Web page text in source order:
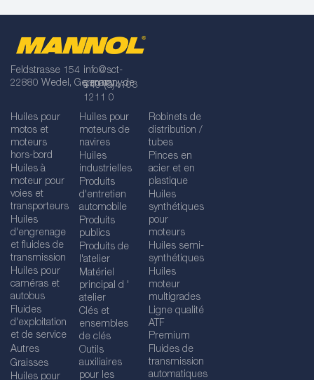
Feldstrasse 154
22880 Wedel, Germany
info@sct-
germany.de
+49 (0)4103
1211 0
Huiles pour
motos et
moteurs
hors-bord
Huiles à
moteur pour
voies et
transporteurs
Huiles
d'engrenage
et fluides de
transmission
Huiles pour
caméras et
autobus
Fluides
d'exploitation
et de service
Autres
Graisses
Huiles pour
Huiles pour
moteurs de
navires
Huiles
industrielles
Produits
d'entretien
automobile
Produits
publics
Produits de
l'atelier
Matériel
principal d '
atelier
Clés et
ensembles
de clés
Outils
auxiliaires
pour les
Robinets de
distribution /
tubes
Pinces en
acier et en
plastique
Huiles
synthétiques
pour
moteurs
Huiles semi-
synthétiques
Huiles
moteur
multigrades
Ligne qualité
ATF
Premium
Fluides de
transmission
automatiques